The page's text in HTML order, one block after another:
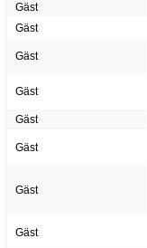
Gäst
Gäst
Gäst
Gäst
Gäst
Gäst
Gäst
Gäst